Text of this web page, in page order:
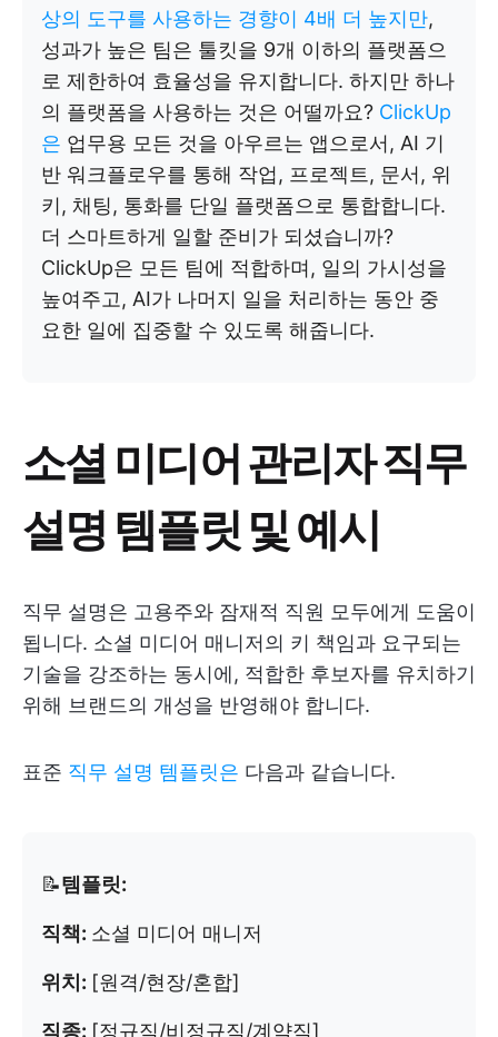
상의 도구를 사용하는 경향이 4배 더 높지만,
성과가 높은 팀은 툴킷을 9개 이하의 플랫폼으
로 제한하여 효율성을 유지합니다. 하지만 하나
의 플랫폼을 사용하는 것은 어떨까요? ClickUp
은 업무용 모든 것을 아우르는 앱으로서, AI 기
반 워크플로우를 통해 작업, 프로젝트, 문서, 위
키, 채팅, 통화를 단일 플랫폼으로 통합합니다.
더 스마트하게 일할 준비가 되셨습니까?
ClickUp은 모든 팀에 적합하며, 일의 가시성을
높여주고, AI가 나머지 일을 처리하는 동안 중
요한 일에 집중할 수 있도록 해줍니다.
소셜 미디어 관리자 직무
설명 템플릿 및 예시
직무 설명은 고용주와 잠재적 직원 모두에게 도움이
됩니다. 소셜 미디어 매니저의 키 책임과 요구되는
기술을 강조하는 동시에, 적합한 후보자를 유치하기
위해 브랜드의 개성을 반영해야 합니다.
표준 직무 설명 템플릿은 다음과 같습니다.
📝템플릿:
직책: 소셜 미디어 매니저
위치: [원격/현장/혼합]
직종: [정규직/비정규직/계약직]